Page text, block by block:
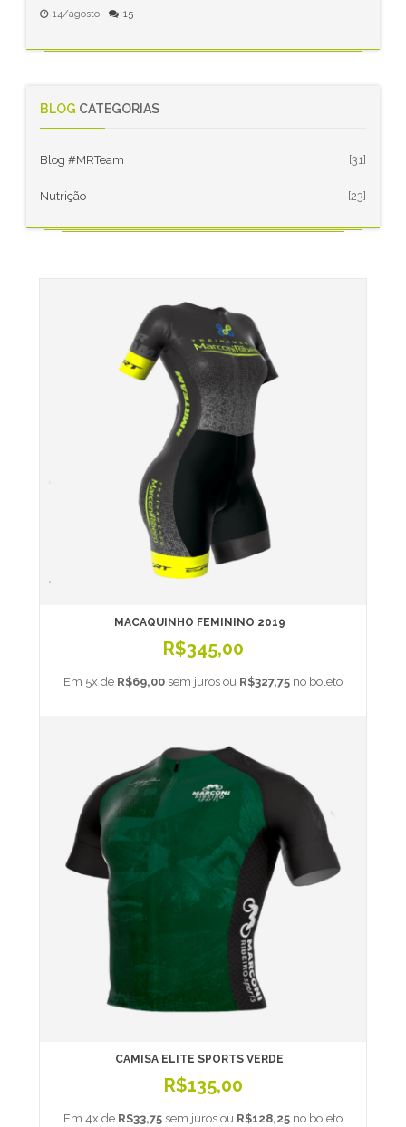
14/agosto 15
BLOG CATEGORIAS
Blog #MRTeam [31]
Nutrição [23]
MACAQUINHO FEMININO 2019
R$345,00
Em 5x de R$69,00 sem juros ou R$327,75 no boleto
CAMISA ELITE SPORTS VERDE
R$135,00
Em 4x de R$33,75 sem juros ou R$128,25 no boleto